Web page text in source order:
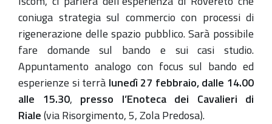
coniuga strategia sul commercio con processi di
rigenerazione delle spazio pubblico. Sarà possibile
fare domande sul bando e sui casi studio.
Appuntamento analogo con focus sul bando ed
esperienze si terrà lunedì 27 febbraio, dalle 14.00
alle 15.30, presso l’Enoteca dei Cavalieri di
Riale(via Risorgimento, 5, Zola Predosa).